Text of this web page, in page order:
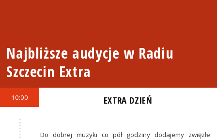
Najbliższe audycje w Radiu
Szczecin Extra
10:00 EXTRA DZIEŃ
Do dobrej muzyki co pół godziny dodajemy zwięzłe